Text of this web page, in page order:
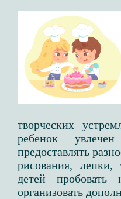
творческих
ребенок
предоставлять
рисования, лепки,
детей
организовать